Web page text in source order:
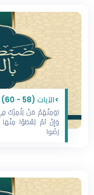
>الآيات (58 - 60) من سورة التوبة، اللقاء (20)
﴿وَمِنْهُمْ مَنْ يَلْمِزُكَ
رَضُوا